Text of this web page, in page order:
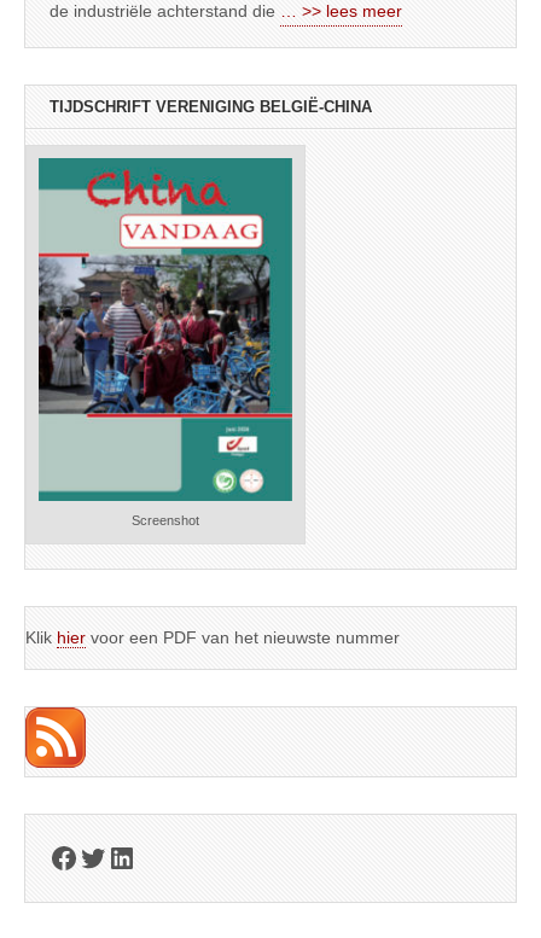
de industriële achterstand die
… >> lees meer
TIJDSCHRIFT VERENIGING BELGIË-CHINA
Screenshot
Klik hier voor een PDF van het nieuwste nummer
Facebook
Twitter
LinkedIn